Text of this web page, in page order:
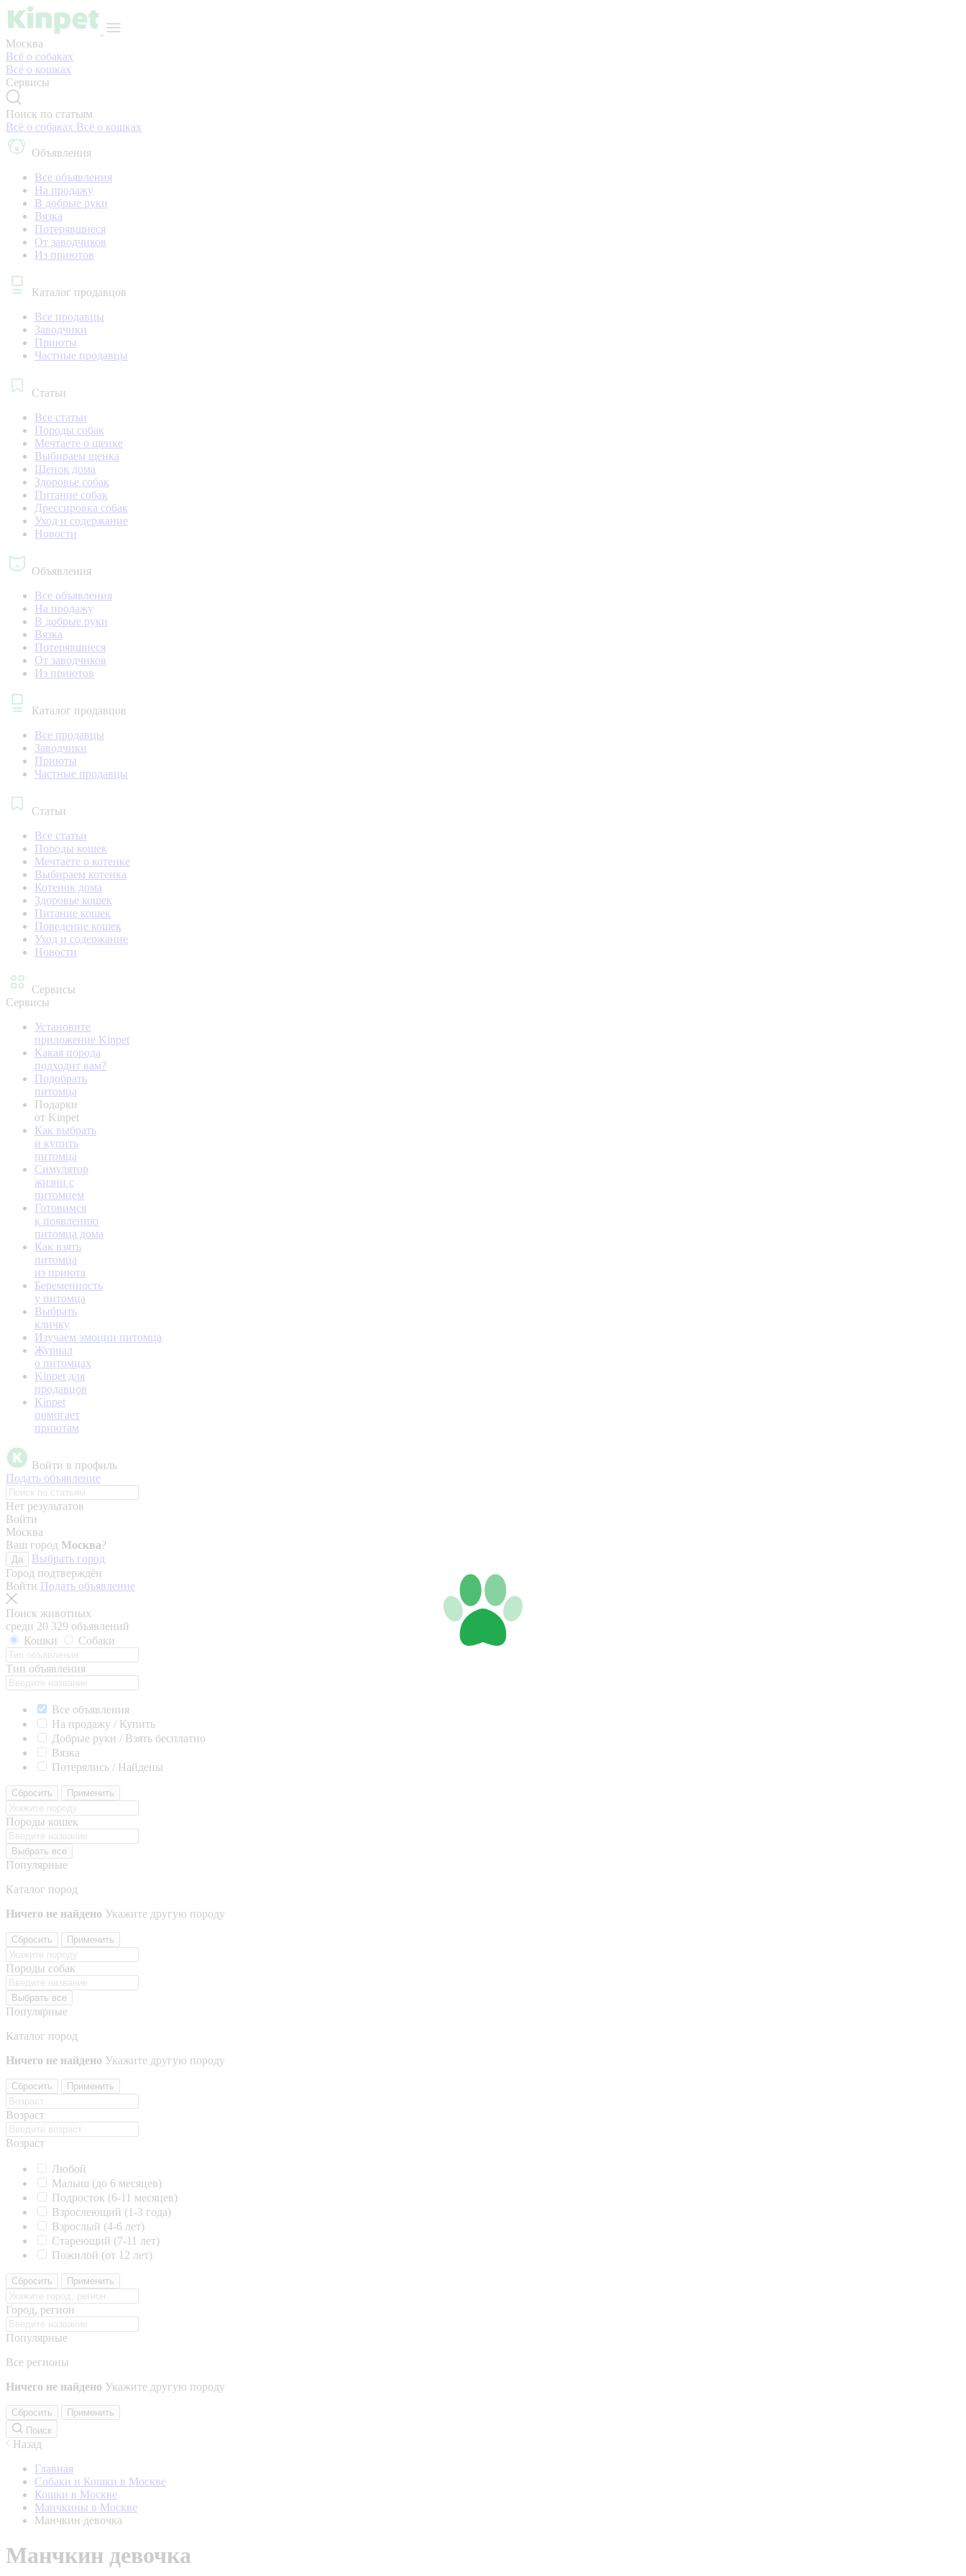
Москва
Всё о собаках
Всё о кошках
Сервисы
Поиск по статьям
Всё о собаках Всё о кошках
Объявления
Все объявления
На продажу
В добрые руки
Вязка
Потерявшиеся
От заводчиков
Из приютов
Каталог продавцов
Все продавцы
Заводчики
Приюты
Частные продавцы
Статьи
Все статьи
Породы собак
Мечтаете о щенке
Выбираем щенка
Щенок дома
Здоровье собак
Питание собак
Дрессировка собак
Уход и содержание
Новости
Объявления
Все объявления
На продажу
В добрые руки
Вязка
Потерявшиеся
От заводчиков
Из приютов
Каталог продавцов
Все продавцы
Заводчики
Приюты
Частные продавцы
Статьи
Все статьи
Породы кошек
Мечтаете о котенке
Выбираем котенка
Котенок дома
Здоровье кошек
Питание кошек
Поведение кошек
Уход и содержание
Новости
Сервисы
Сервисы
Установите
приложение Kinpet
Какая порода
подходит вам?
Подобрать
питомца
Подарки
от Kinpet
Как выбрать
и купить
питомца
Симулятор
жизни с
питомцем
Готовимся
к появлению
питомца дома
Как взять
питомца
из приюта
Беременность
у питомца
Выбрать
кличку
Изучаем эмоции питомца
Журнал
о питомцах
Kinpet для
продавцов
Kinpet
помогает
приютам
Войти в профиль
Подать объявление
Нет результатов
Войти
Москва
Ваш город Москва?
Да
Выбрать город
Город подтверждён
Войти Подать объявление
Поиск животных
среди 20 329 объявлений
Кошки
Собаки
Тип объявления
Все объявления
На продажу / Купить
Добрые руки / Взять бесплатно
Вязка
Потерялись / Найдены
Сбросить Применить
Породы кошек
Выбрать все
Популярные
Каталог пород
Ничего не найдено Укажите другую породу
Сбросить Применить
Породы собак
Выбрать все
Популярные
Каталог пород
Ничего не найдено Укажите другую породу
Сбросить Применить
Возраст
Возраст
Любой
Малыш (до 6 месяцев)
Подросток (6-11 месяцев)
Взрослеющий (1-3 года)
Взрослый (4-6 лет)
Стареющий (7-11 лет)
Пожилой (от 12 лет)
Сбросить Применить
Город, регион
Популярные
Все регионы
Ничего не найдено Укажите другую породу
Сбросить
Применить
Поиск
Назад
Главная
Собаки и Кошки в Москве
Кошки в Москве
Манчкины в Москве
Манчкин девочка
Манчкин девочка